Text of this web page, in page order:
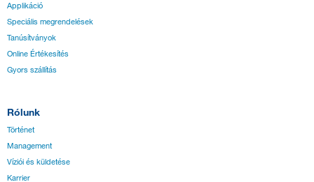
Applikáció
Speciális megrendelések
Tanúsítványok
Online Értékesítés
Gyors szállítás
Rólunk
Történet
Management
Víziói és küldetése
Karrier